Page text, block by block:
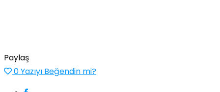
Paylaş
0Yazıyı Beğendin mi?